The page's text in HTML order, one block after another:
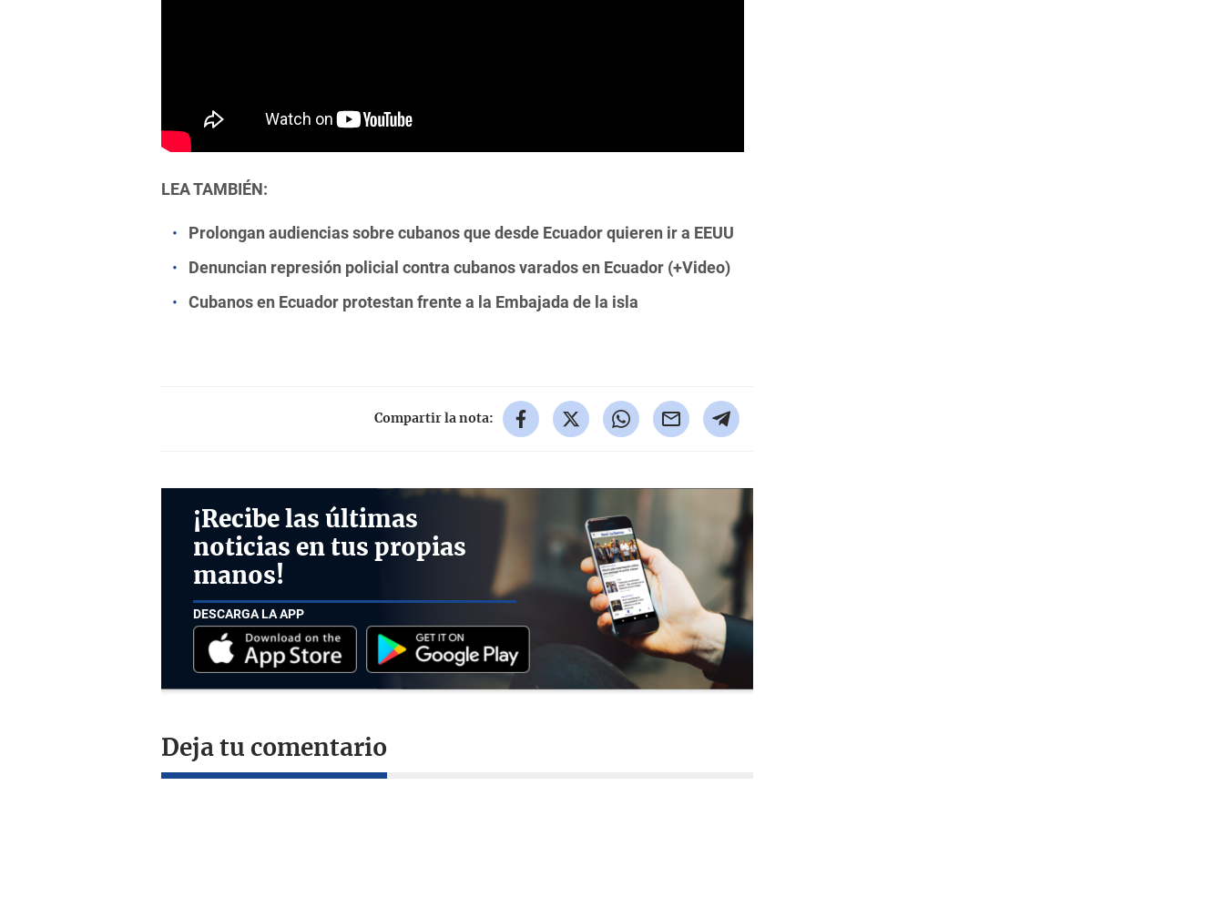
LEA TAMBIÉN:
Prolongan audiencias sobre cubanos que desde Ecuador quieren ir a EEUU
Denuncian represión policial contra cubanos varados en Ecuador (+Video)
Cubanos en Ecuador protestan frente a la Embajada de la isla
Compartir la nota:
¡Recibe las últimas
noticias en tus propias
manos!
DESCARGA LA APP
Deja tu comentario